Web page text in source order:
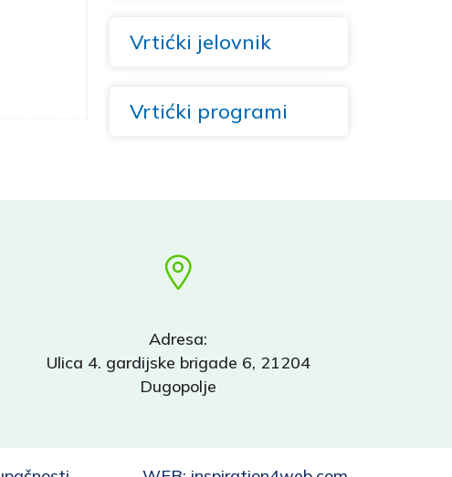
Vrtićki jelovnik
Vrtićki programi
Adresa:
Ulica 4. gardijske brigade 6, 21204
Dugopolje